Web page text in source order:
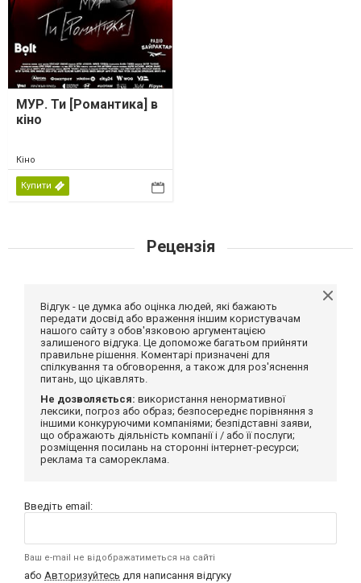
МУР. Ти [Романтика] в
кіно
Кіно
Купити
Рецензія
Відгук - це думка або оцінка людей, які бажають
передати досвід або враження іншим користувачам
нашого сайту з обов'язковою аргументацією
залишеного відгука. Це допоможе багатьом прийняти
правильне рішення. Коментарі призначені для
спілкування та обговорення, а також для роз'яснення
питань, що цікавлять.
Не дозволяється: використання ненормативної
лексики, погроз або образ; безпосереднє порівняння з
іншими конкуруючими компаніями; безпідставні заяви,
що ображають діяльність компанії і / або її послуги;
розміщення посилань на сторонні інтернет-ресурси;
реклама та самореклама.
Введіть email:
Ваш e-mail не відображатиметься на сайті
або Авторизуйтесь для написання відгуку